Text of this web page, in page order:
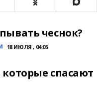
чеснок?
18 ИЮЛЯ , 04:05
спасают